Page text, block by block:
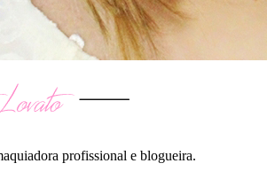
profissional e blogueira.